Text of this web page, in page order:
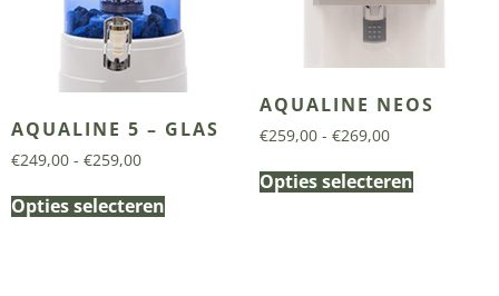
AQUALINE 5 – GLAS
€249,00 - €259,00
Opties selecteren
AQUALINE NEOS
€259,00 - €269,00
Opties selecteren